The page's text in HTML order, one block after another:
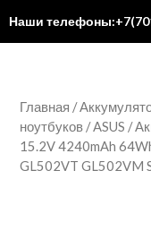
Наши
Главная /
ноутбуков /ASUS /
15.2V 4240mAh
GL502VT GL502VM